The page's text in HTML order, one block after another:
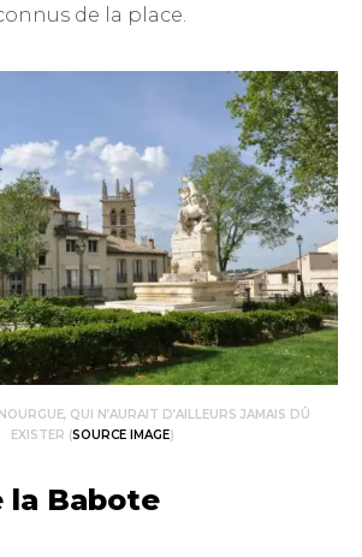
de la place.
QUI N’AURAIT D’AILLEURS JAMAIS DÛ
EXISTER (SOURCE IMAGE)
la Babote